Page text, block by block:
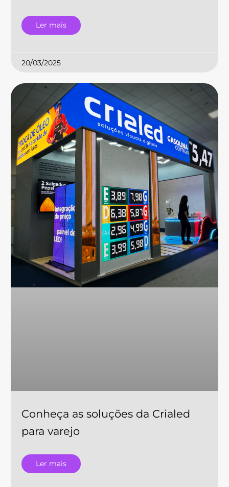
Ler mais
20/03/2025
Conheça as soluções da Crialed
para varejo
Ler mais